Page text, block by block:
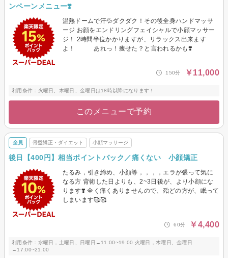
ンペーンメニュー❣️
温熱ドームで汗💦ダクダク！その後全身ハンドマッサ
ージ お顔をエンドリングフェイシャルで小顔マッサー
ジ！ 2時間半位かかりますが、リラックス出来ます
よ！ あれっ！痩せた？と言われるかも❣️
150分 ￥11,000
利用条件：火曜日、木曜日、金曜日は18時以降になります！
このメニューで予約
全員 骨盤矯正・ダイエット 小顔マッサージ
後日【400円】相当ポイントバック／痛くない 小顔矯正
たるみ，引き締め、小顔等，，，，エラが張って気に
なる方 背術した日よりも、2~3日後が、より小顔にな
ります❣️ 全く痛くありませんので、殆どの方が、眠って
しまいます🥰🥰
60分 ￥4,400
利用条件：水曜日，土曜日、日曜日→11:00~19:00 火曜日，木曜日、金曜日
→17:00~21:00